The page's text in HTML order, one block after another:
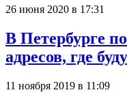
26 июня 2020 в 17:31
В Петербурге
адресов, где
11 ноября 2019 в 11:09